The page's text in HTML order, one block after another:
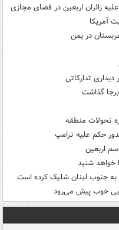
زائران اربعین در فضای مجازی
آمریکا
در یمن
تدارکاتی
گذاشت
تحولات منطقه
حکم علیه ترامپ
اربعین
خواهد شنید
خوب پیش می‌رود